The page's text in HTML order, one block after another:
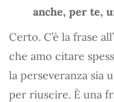
anche, per te,
Certo. C’è la frase
che amo citare
la perseveranza sia
per riuscire. È una